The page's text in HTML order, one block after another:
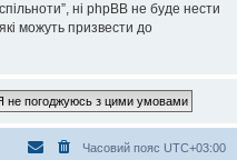
ні phpBB не буде нести
які можуть призвести до
Часовий пояс UTC+03:00